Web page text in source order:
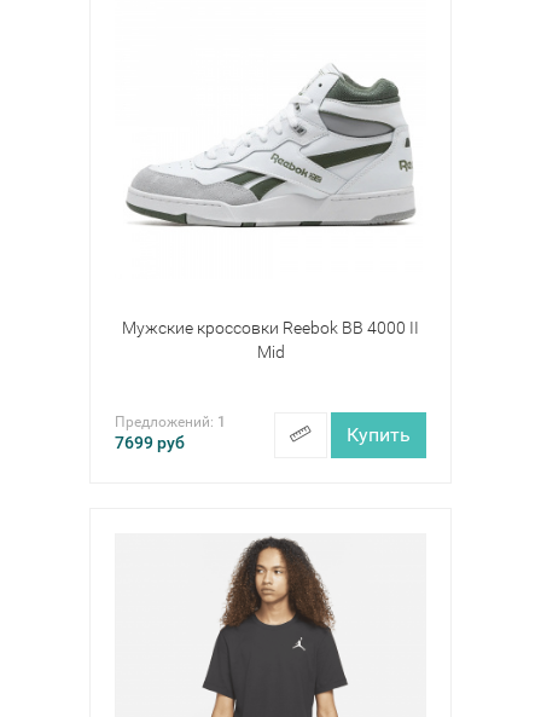
Мужские кроссовки Reebok BB 4000 II
Mid
Предложений: 1
7699руб Купить